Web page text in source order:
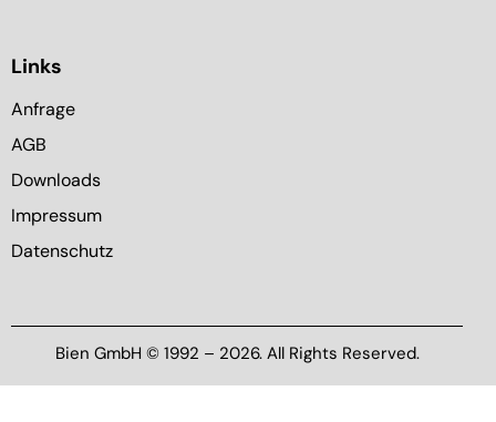
Links
Anfrage
AGB
Downloads
Impressum
Datenschutz
Bien GmbH © 1992 – 2026. All Rights Reserved.